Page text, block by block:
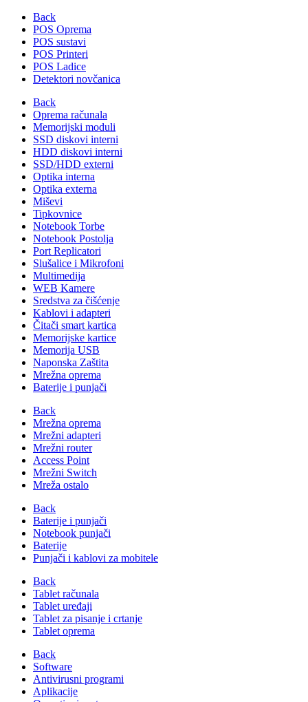
Back
POS Oprema
POS sustavi
POS Printeri
POS Ladice
Detektori novčanica
Back
Oprema računala
Memorijski moduli
SSD diskovi interni
HDD diskovi interni
SSD/HDD externi
Optika interna
Optika externa
Miševi
Tipkovnice
Notebook Torbe
Notebook Postolja
Port Replicatori
Slušalice i Mikrofoni
Multimedija
WEB Kamere
Sredstva za čišćenje
Kablovi i adapteri
Čitači smart kartica
Memorijske kartice
Memorija USB
Naponska Zaštita
Mrežna oprema
Baterije i punjači
Back
Mrežna oprema
Mrežni adapteri
Mrežni router
Access Point
Mrežni Switch
Mreža ostalo
Back
Baterije i punjači
Notebook punjači
Baterije
Punjači i kablovi za mobitele
Back
Tablet računala
Tablet uređaji
Tablet za pisanje i crtanje
Tablet oprema
Back
Software
Antivirusni programi
Aplikacije